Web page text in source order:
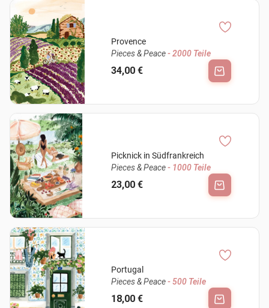
Provence
Pieces & Peace- 2000 Teile
34,00 €
Picknick in Südfrankreich
Pieces & Peace- 1000 Teile
23,00 €
Portugal
Pieces & Peace- 500 Teile
18,00 €